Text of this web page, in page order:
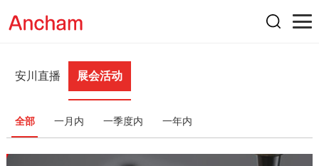
安川直播 展会活动
全部 一月内 一季度内 一年内